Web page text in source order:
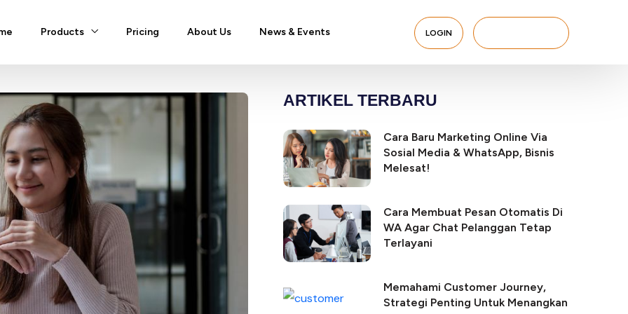
Products Pricing About Us News & Events LOGIN
ARTIKEL TERBARU
Cara Baru Marketing Online Via
Sosial Media & WhatsApp, Bisnis
Melesat!
Cara Membuat Pesan Otomatis Di
WA Agar Chat Pelanggan Tetap
Terlayani
Memahami Customer Journey,
Strategi Penting Untuk Menangkan